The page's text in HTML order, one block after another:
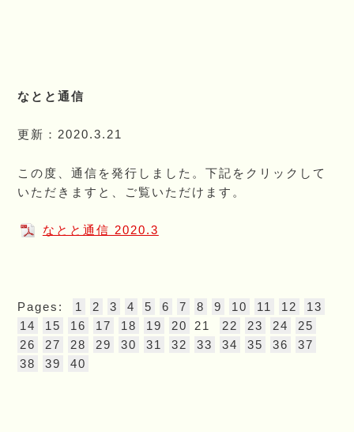
なとと通信
更新：2020.3.21
この度、通信を発行しました。下記をクリックして
いただきますと、ご覧いただけます。
なとと通信 2020.3
Pages: 1 2 3 4 5 6 7 8 9 10 11 12
13
14
15 16 17 18 19 20 21 22 23 24
25
26
27 28 29 30 31 32 33 34 35 36
37
38
39 40